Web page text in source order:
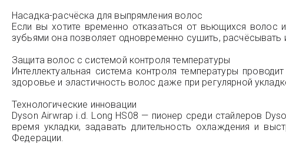
Насадка-расчёска для выпрямления волос
Если вы хотите временно отказаться от вьющихся волос
зубьями она позволяет одновременно сушить,
Защита волос с системой контроля температуры
Интеллектуальная система контроля температуры
здоровье и эластичность волос даже при регулярной
Технологические инновации
Dyson Airwrap i.d. Long HS08 — пионер среди стайлеров
время укладки, задавать длительность охлаждения и
Федерации.